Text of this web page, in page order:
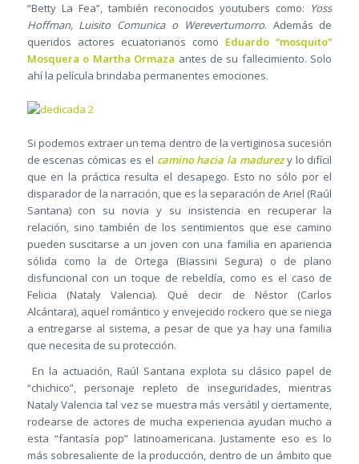
“Betty La Fea”, también reconocidos youtubers como: Yoss
Hoffman, Luisito Comunica o Werevertumorro. Además de
queridos actores ecuatorianos como Eduardo “mosquito”
Mosquera o Martha Ormaza antes de su fallecimiento. Solo
ahí la película brindaba permanentes emociones.
Si podemos extraer un tema dentro de la vertiginosa sucesión
de escenas cómicas es el camino hacia la madurezy lo difícil
que en la práctica resulta el desapego. Esto no sólo por el
disparador de la narración, que es la separación de Ariel (Raúl
Santana) con su novia y su insistencia en recuperar la
relación, sino también de los sentimientos que ese camino
pueden suscitarse a un joven con una familia en apariencia
sólida como la de Ortega (Biassini Segura) o de plano
disfuncional con un toque de rebeldía, como es el caso de
Felicia (Nataly Valencia). Qué decir de Néstor (Carlos
Alcántara), aquel romántico y envejecido rockero que se niega
a entregarse al sistema, a pesar de que ya hay una familia
que necesita de su protección.
En la actuación, Raúl Santana explota su clásico papel de
“chichico”, personaje repleto de inseguridades, mientras
Nataly Valencia tal vez se muestra más versátil y ciertamente,
rodearse de actores de mucha experiencia ayudan mucho a
esta “fantasía pop” latinoamericana. Justamente eso es lo
más sobresaliente de la producción, dentro de un ámbito que